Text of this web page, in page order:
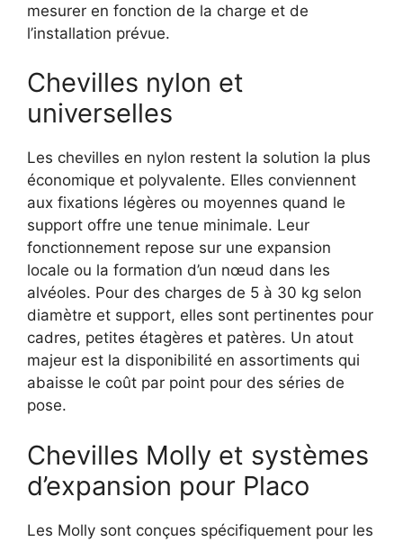
mesurer en fonction de la charge et de
l’installation prévue.
Chevilles nylon et
universelles
Les chevilles en nylon restent la solution la plus
économique et polyvalente. Elles conviennent
aux fixations légères ou moyennes quand le
support offre une tenue minimale. Leur
fonctionnement repose sur une expansion
locale ou la formation d’un nœud dans les
alvéoles. Pour des charges de 5 à 30 kg selon
diamètre et support, elles sont pertinentes pour
cadres, petites étagères et patères. Un atout
majeur est la disponibilité en assortiments qui
abaisse le coût par point pour des séries de
pose.
Chevilles Molly et systèmes
d’expansion pour Placo
Les Molly sont conçues spécifiquement pour les